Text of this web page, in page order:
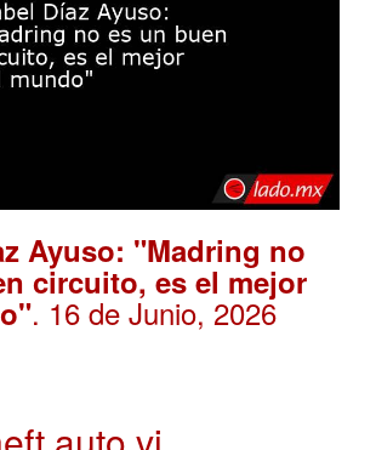
Ayuso: "Madring no
circuito, es el mejor
. 16 de Junio, 2026